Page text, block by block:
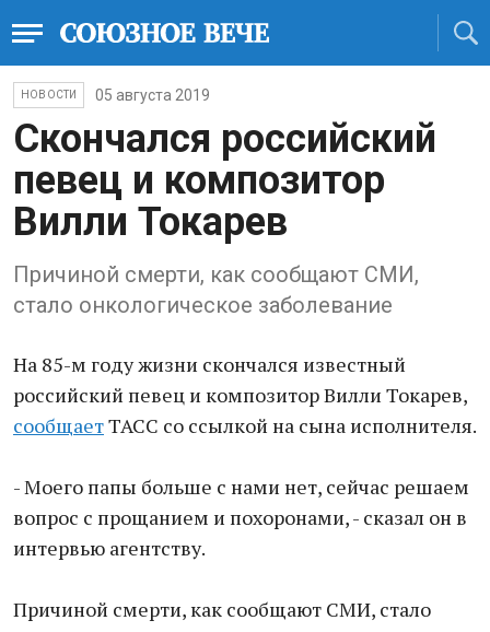
НОВОСТИ 05 августа 2019
Скончался российский
певец и композитор
Вилли Токарев
Причиной смерти, как сообщают СМИ,
стало онкологическое заболевание
На 85-м году жизни скончался известный
российский певец и композитор Вилли Токарев,
сообщаетТАСС со ссылкой на сына исполнителя.
- Моего папы больше с нами нет, сейчас решаем
вопрос с прощанием и похоронами, - сказал он в
интервью агентству.
Причиной смерти, как сообщают СМИ, стало